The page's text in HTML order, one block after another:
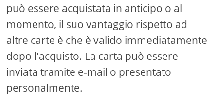
può essere acquistata in anticipo o al
momento, il suo vantaggio rispetto ad
altre carte è che è valido immediatamente
dopo l'acquisto. La carta può essere
inviata tramite e-mail o presentato
personalmente.